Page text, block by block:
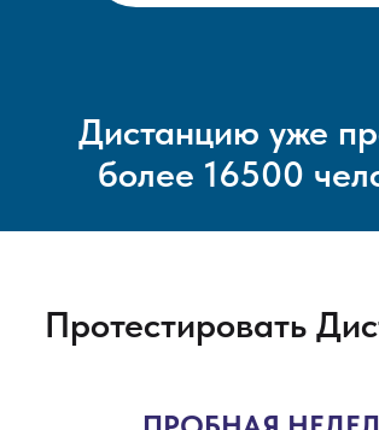
Дистанцию уже
более 16500
Протестировать